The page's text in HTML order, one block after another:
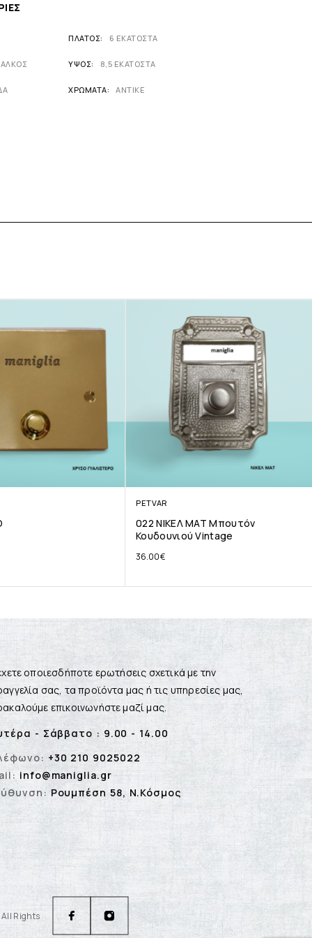
ΠΛΆΤΟΣ 6 ΕΚΑΤΟΣΤΑ
ΎΨΟΣ 8,5 ΕΚΑΤΟΣΤΑ
ΧΡΏΜΑΤΑ ΑΝΤΙΚΕ
PETVAR
022 ΝΙΚΕΛ ΜΑΤ Μπουτόν
Κουδουνιού Vintage
36.00€
οποιεσδήποτε ερωτήσεις σχετικά με την
σας, τα προϊόντα μας ή τις υπηρεσίες μας,
επικοινωνήστε μαζί μας.
- Σάββατο : 9.00 - 14.00
+30 210 9025022
info@maniglia.gr
Ρουμπέση 58, Ν.Κόσμος
All Rights